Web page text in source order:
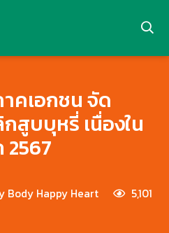
คเอกชน จัด
หรี่ เนื่องใน
Body Happy Heart 5,101